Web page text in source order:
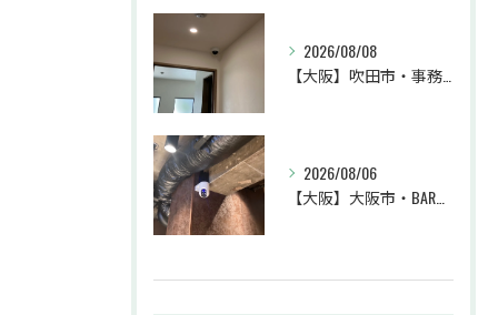
2026/08/08
2026/08/06